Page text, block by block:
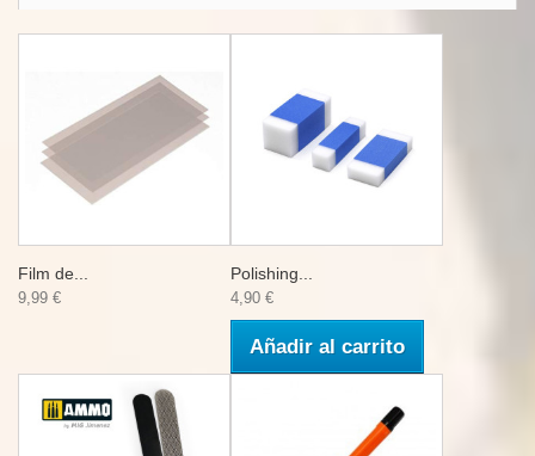
Film de...
9,99 €
Polishing...
4,90 €
Añadir al carrito